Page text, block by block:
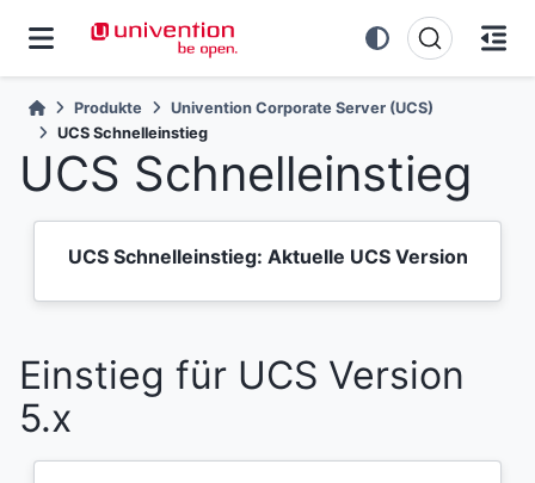
Produkte
Univention Corporate Server (UCS)
UCS Schnelleinstieg
UCS Schnelleinstieg
UCS Schnelleinstieg: Aktuelle UCS Version
Einstieg für UCS Version
5.x